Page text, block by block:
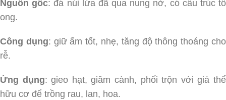
Nguồn gốc: đá núi lửa đã qua nung nở, có cấu trúc tổ
ong.
Công dụng: giữ ẩm tốt, nhẹ, tăng độ thông thoáng cho
rễ.
Ứng dụng: gieo hạt, giâm cành, phối trộn với giá thể
hữu cơ để trồng rau, lan, hoa.